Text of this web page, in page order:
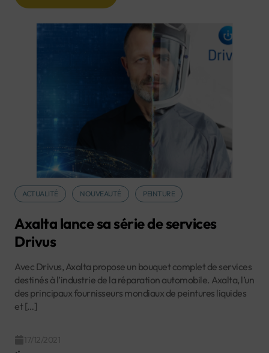
ACTUALITÉ NOUVEAUTÉ PEINTURE
Axalta lance sa série de services
Drivus
Avec Drivus, Axalta propose un bouquet complet de services
destinés à l’industrie de la réparation automobile. Axalta, l’un
des principaux fournisseurs mondiaux de peintures liquides
et […]